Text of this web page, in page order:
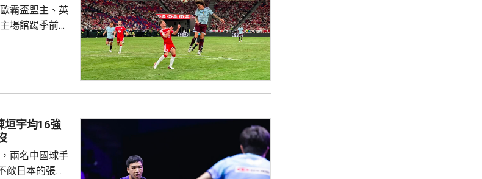
霸盃盟主、英
場館踢季前熱
柏夫洛域在禁
頂入，打破僵
及攻門。 下
但...
垣宇均16強
兩名中國球手
敵日本的張本